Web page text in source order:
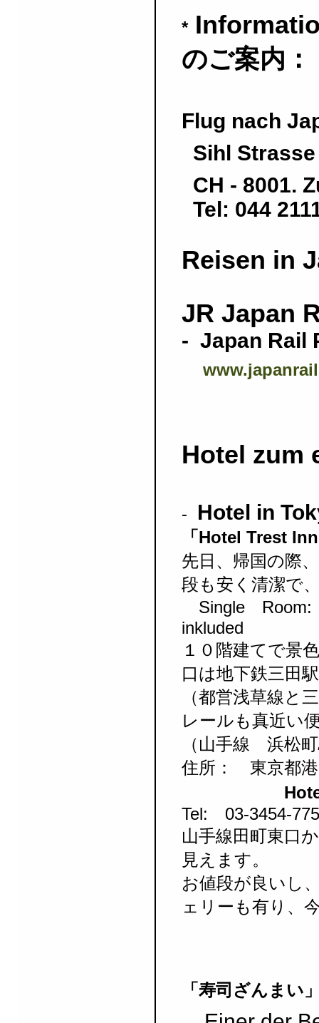
*
のご案内：
Flug nach
Sihl Strasse
CH - 8001.
Tel: 044
Reisen in
JR Japan
- Japan Rail
Hotel zum
- Hotel in
「Hotel Trest
先日、帰国の際
段も安く清潔で
Single Room:
inkluded
１０階建てで景
口は地下鉄三田駅
（都営浅草線と
レールも真近い
（山手線 浜松
住所： 東京都
Tel: 03-3454-
山手線田町東口
見えます。
お値段が良いし
ェリーも有り、
「寿司ざんまい